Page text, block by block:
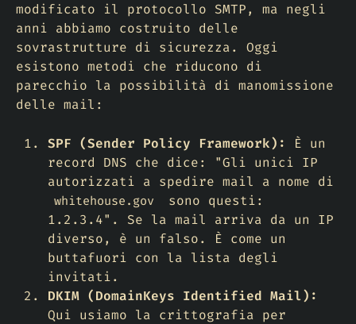
modificato il protocollo SMTP, ma negli
anni abbiamo costruito delle
sovrastrutture di sicurezza. Oggi
esistono metodi che riducono di
parecchio la possibilità di manomissione
delle mail:
SPF (Sender Policy Framework):
È un
record DNS che dice: "Gli unici IP
autorizzati a spedire mail a nome di
whitehouse.gov
sono questi:
1.2.3.4". Se la mail arriva da un IP
diverso, è un falso. È come un
buttafuori con la lista degli
invitati.
DKIM (DomainKeys Identified Mail):
Qui usiamo la crittografia per